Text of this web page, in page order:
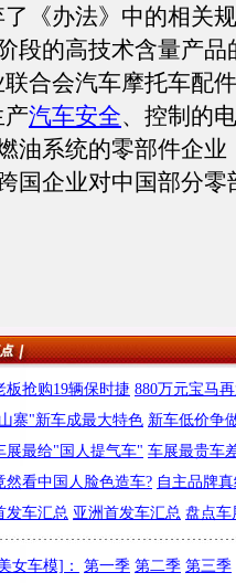
《办法》中的相关
段的高技术含量产品
合会汽车摩托车配
产汽车安全、控制的
油系统的零部件企业
国企业对中国部分零
板抢购19辆保时捷 880万元宝马
寨"新车成最大特色 新车低价争
展最给"国人提气车" 车展最贵车
然看中国人脸色造车? 自主品牌
发车汇总 亚洲首发车汇总 盘点车
女车模]： 第一季 第二季 第三季